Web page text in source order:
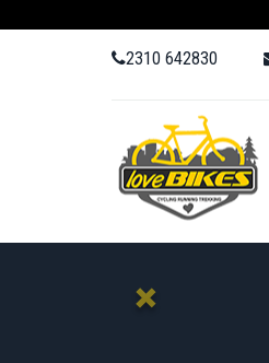
2310 642830
ΠΡΟΪΌΝΤΑ